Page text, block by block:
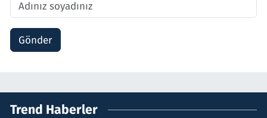
Gönder
Trend Haberler